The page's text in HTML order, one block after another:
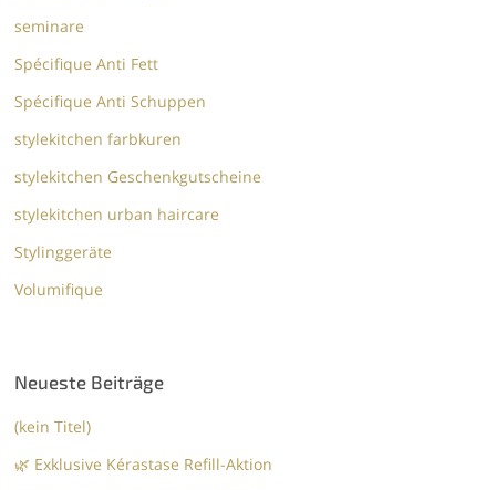
seminare
Spécifique Anti Fett
Spécifique Anti Schuppen
stylekitchen farbkuren
stylekitchen Geschenkgutscheine
stylekitchen urban haircare
Stylinggeräte
Volumifique
Neueste Beiträge
(kein Titel)
🌿 Exklusive Kérastase Refill-Aktion